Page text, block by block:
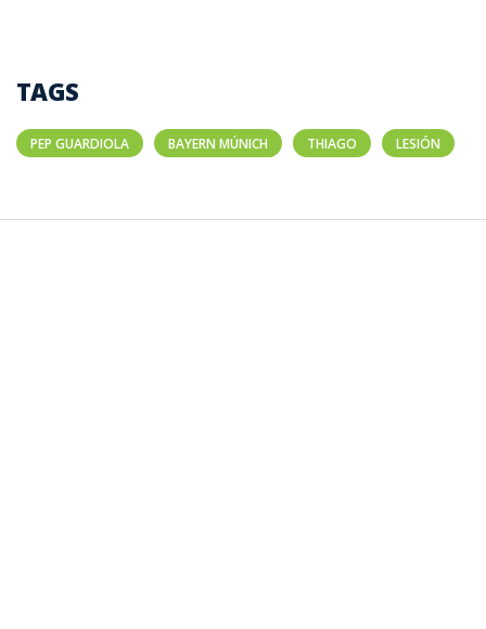
TAGS
PEP GUARDIOLA BAYERN MÚNICH THIAGO LESIÓN